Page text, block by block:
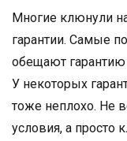
Многие клюнули
гарантии. Самые
обещают гарантию
У некоторых
тоже неплохо. Не
условия, а просто